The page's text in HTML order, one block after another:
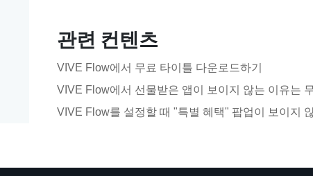
관련 컨텐츠
VIVE Flow에서 무료 타이틀 다운로드하기
VIVE Flow에서 선물받은 앱이 보이지 않는 이유는
VIVE Flow를 설정할 때 "특별 혜택" 팝업이 보이지